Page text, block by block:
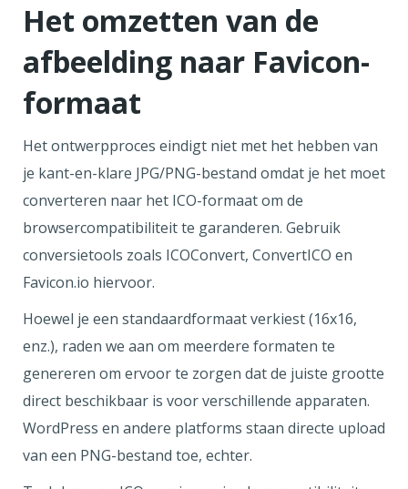
Het omzetten van de
afbeelding naar Favicon-
formaat
Het ontwerpproces eindigt niet met het hebben van
je kant-en-klare JPG/PNG-bestand omdat je het moet
converteren naar het ICO-formaat om de
browsercompatibiliteit te garanderen. Gebruik
conversietools zoals ICOConvert, ConvertICO en
Favicon.io hiervoor.
Hoewel je een standaardformaat verkiest (16x16,
enz.), raden we aan om meerdere formaten te
genereren om ervoor te zorgen dat de juiste grootte
direct beschikbaar is voor verschillende apparaten.
WordPress en andere platforms staan directe upload
van een PNG-bestand toe, echter.